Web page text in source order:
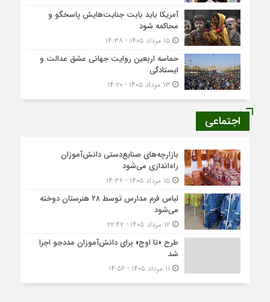
آمریکا باید بابت جنایت‌هایش پاسخگو و
محاکمه شود
۱۵ مرداد ۱۴۰۵ - ۱۴:۳۸
حماسه اربعین روایت جهانی عشق عدالت و
ایستادگی
اجتماعی
بازارچه‌های صنایع‌دستی دانش‌آموزان
راه‌اندازی می‌شود
۱۵ مرداد ۱۴۰۵ - ۱۴:۳۶
لباس فرم مدارس توسط ۲۸ هنرستان‌ دوخته
می‌شود
۱۲ مرداد ۱۴۰۵ - ۲۲:۴۲
طرح «تا اوج» برای دانش‌آموزان مددجو اجرا
شد